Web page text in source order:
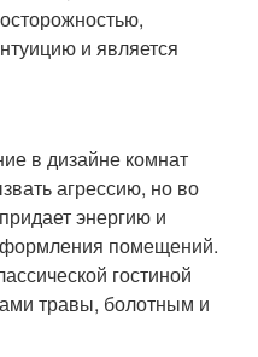
и является
в дизайне комнат
агрессию, но во
энергию и
помещений.
гостиной
травы, болотным и